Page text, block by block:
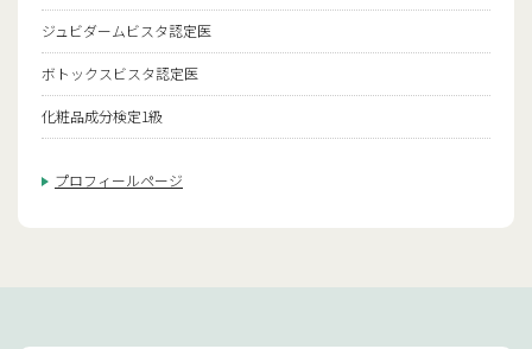
ジュビダームビスタ認定医
ボトックスビスタ認定医
化粧品成分検定1級
プロフィールページ